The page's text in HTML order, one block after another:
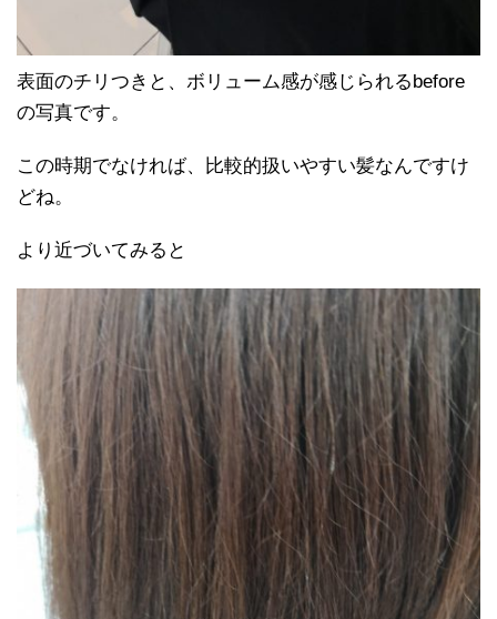
表面のチリつきと、ボリューム感が感じられるbefore
の写真です。
この時期でなければ、比較的扱いやすい髪なんですけ
どね。
より近づいてみると